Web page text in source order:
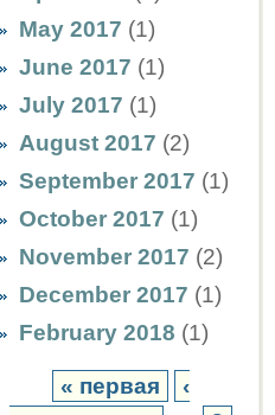
May 2017 (1)
June 2017 (1)
July 2017 (1)
August 2017 (2)
September 2017 (1)
October 2017 (1)
November 2017 (2)
December 2017 (1)
February 2018 (1)
« первая
‹